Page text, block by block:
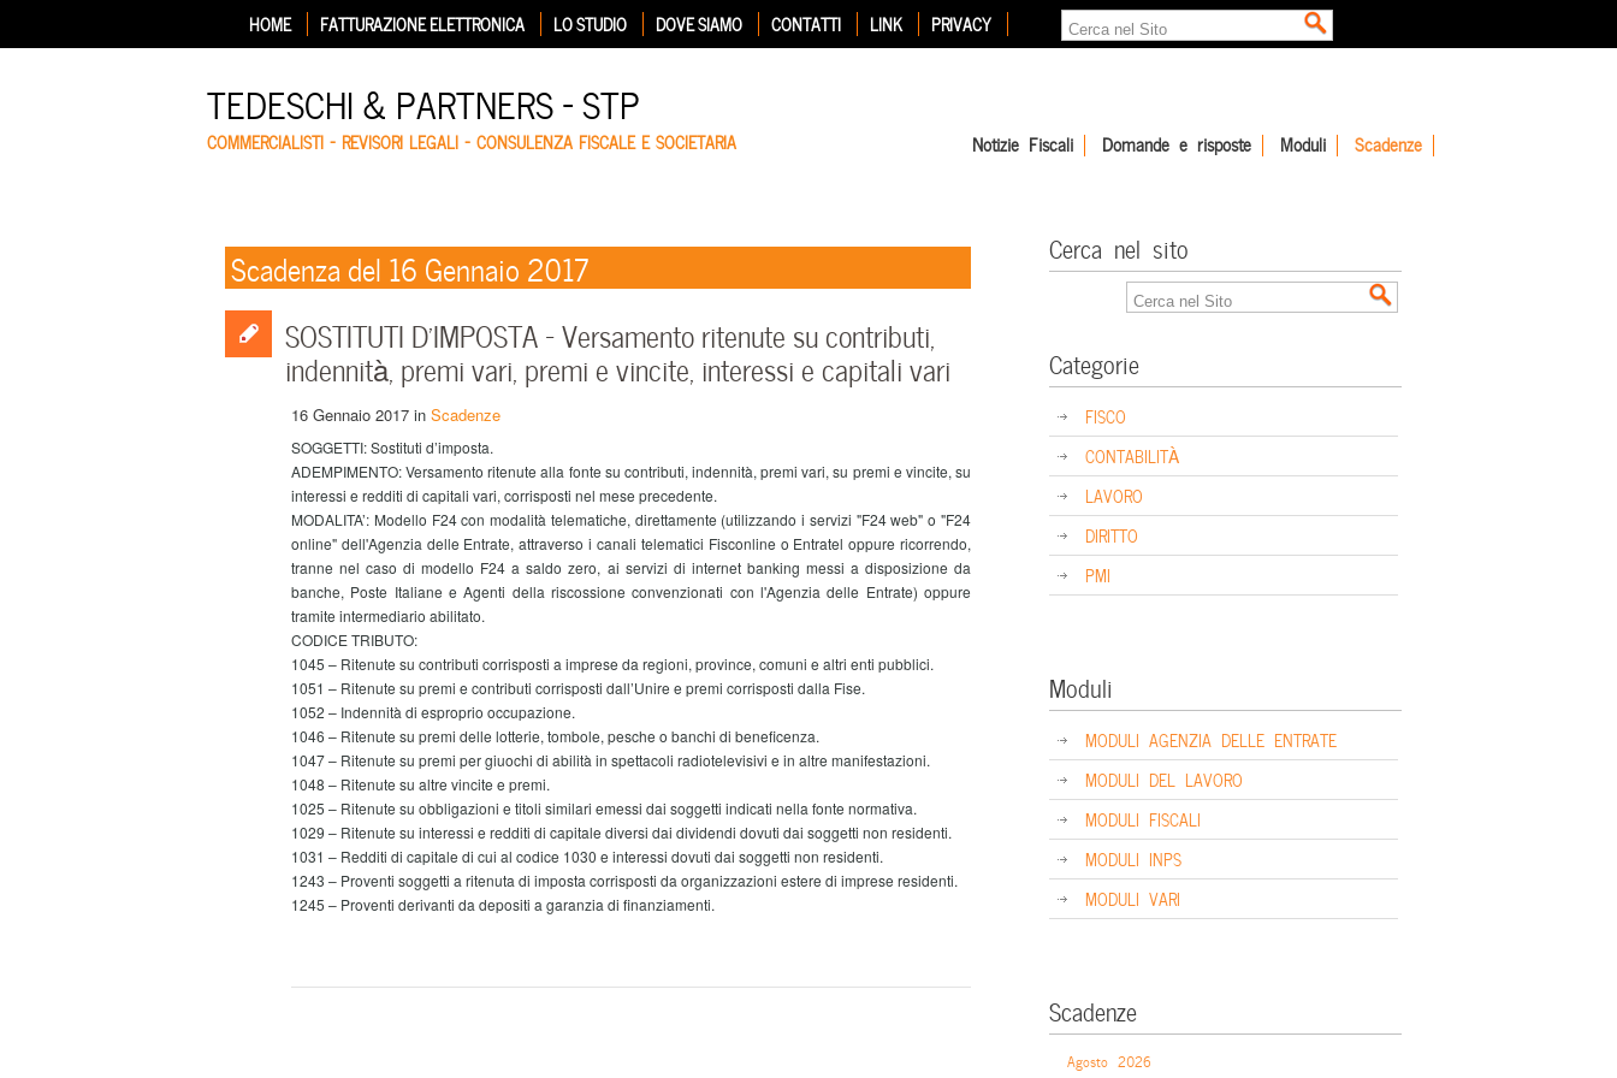
HOME FATTURAZIONE ELETTRONICA LO STUDIO DOVE SIAMO CONTATTI LINK PRIVACY
TEDESCHI & PARTNERS – STP
COMMERCIALISTI – REVISORI LEGALI – CONSULENZA FISCALE E SOCIETARIA Notizie Fiscali Domande e risposte Moduli Scadenze
Scadenza del 16 Gennaio 2017
SOSTITUTI D’IMPOSTA – Versamento ritenute su contributi,
indennità, premi vari, premi e vincite, interessi e capitali vari
16 Gennaio 2017 in Scadenze
SOGGETTI: Sostituti d’imposta.
ADEMPIMENTO: Versamento ritenute alla fonte su contributi, indennità, premi vari, su premi e vincite, su
interessi e redditi di capitali vari, corrisposti nel mese precedente.
MODALITA’: Modello F24 con modalità telematiche, direttamente (utilizzando i servizi "F24 web" o "F24
online" dell'Agenzia delle Entrate, attraverso i canali telematici Fisconline o Entratel oppure ricorrendo,
tranne nel caso di modello F24 a saldo zero, ai servizi di internet banking messi a disposizione da
banche, Poste Italiane e Agenti della riscossione convenzionati con l'Agenzia delle Entrate) oppure
tramite intermediario abilitato.
CODICE TRIBUTO:
1045 – Ritenute su contributi corrisposti a imprese da regioni, province, comuni e altri enti pubblici.
1051 – Ritenute su premi e contributi corrisposti dall’Unire e premi corrisposti dalla Fise.
1052 – Indennità di esproprio occupazione.
1046 – Ritenute su premi delle lotterie, tombole, pesche o banchi di beneficenza.
1047 – Ritenute su premi per giuochi di abilità in spettacoli radiotelevisivi e in altre manifestazioni.
1048 – Ritenute su altre vincite e premi.
1025 – Ritenute su obbligazioni e titoli similari emessi dai soggetti indicati nella fonte normativa.
1029 – Ritenute su interessi e redditi di capitale diversi dai dividendi dovuti dai soggetti non residenti.
1031 – Redditi di capitale di cui al codice 1030 e interessi dovuti dai soggetti non residenti.
1243 – Proventi soggetti a ritenuta di imposta corrisposti da organizzazioni estere di imprese residenti.
1245 – Proventi derivanti da depositi a garanzia di finanziamenti.
Cerca nel sito
Categorie
FISCO
CONTABILITÀ
LAVORO
DIRITTO
PMI
Moduli
MODULI AGENZIA DELLE ENTRATE
MODULI DEL LAVORO
MODULI FISCALI
MODULI INPS
MODULI VARI
Scadenze
Agosto 2026